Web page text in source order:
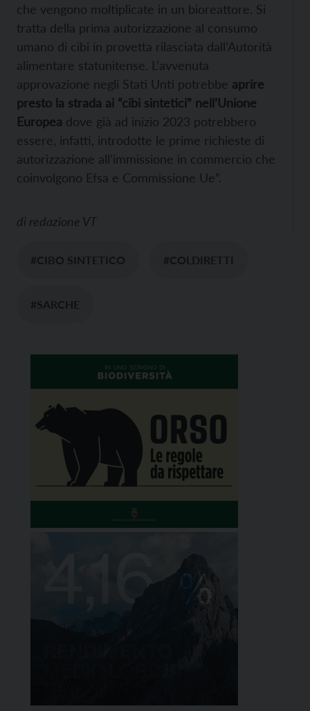
che vengono moltiplicate in un bioreattore. Si
tratta della prima autorizzazione al consumo
umano di cibi in provetta rilasciata dall’Autorità
alimentare statunitense. L’avvenuta
approvazione negli Stati Unti potrebbe aprire
presto la strada ai “cibi sintetici” nell’Unione
Europea dove già ad inizio 2023 potrebbero
essere, infatti, introdotte le prime richieste di
autorizzazione all’immissione in commercio che
coinvolgono Efsa e Commissione Ue”.
di redazione VT
#CIBO SINTETICO #COLDIRETTI
#SARCHE